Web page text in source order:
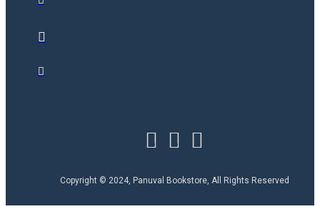
Copyright © 2024, Panuval Bookstore, All Rights Reserved